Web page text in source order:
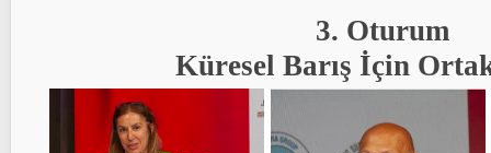
3. Oturum
Küresel Barış İçin